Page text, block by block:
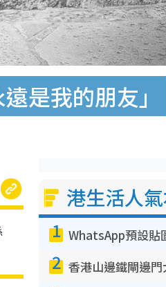
是我的朋友」
港生活人
1
2